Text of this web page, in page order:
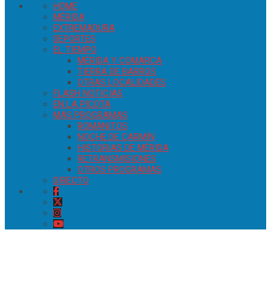
HOME
MÉRIDA
EXTREMADURA
DEPORTES
EL TIEMPO
MÉRIDA Y COMARCA
TIERRA DE BARROS
OTRAS LOCALIDADES
FLASH NOTICIAS
EN LA PICOTA
MÁS PROGRAMAS
ROMANITOS
NOCHE DE CARMÍN
HISTORIAS DE MÉRIDA
RETRANSMISIONES
OTROS PROGRAMAS
DIRECTO